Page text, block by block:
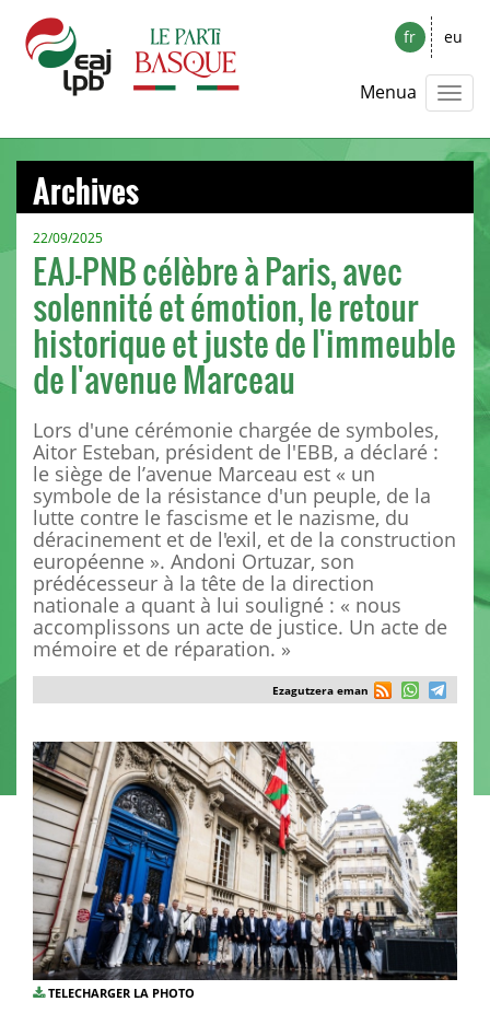
fr eu
Menua
Archives
22/09/2025
EAJ-PNB célèbre à Paris, avec
solennité et émotion, le retour
historique et juste de l'immeuble
de l'avenue Marceau
Lors d'une cérémonie chargée de symboles,
Aitor Esteban, président de l'EBB, a déclaré :
le siège de l’avenue Marceau est « un
symbole de la résistance d'un peuple, de la
lutte contre le fascisme et le nazisme, du
déracinement et de l'exil, et de la construction
européenne ». Andoni Ortuzar, son
prédécesseur à la tête de la direction
nationale a quant à lui souligné : « nous
accomplissons un acte de justice. Un acte de
mémoire et de réparation. »
Ezagutzera eman
TELECHARGER LA PHOTO